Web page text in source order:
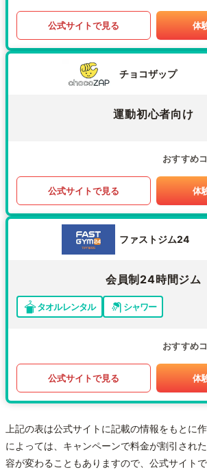
公式サイトで見る 体
チョコザップ
運動初心者向け
おすすめ
公式サイトで見る 体
ファストジム24
会員制24時間ジム
タオルレンタル シャワー
おすすめ
公式サイトで見る 体
上記の表は公式サイトに記載の情報をもとに
によっては、キャンペーンで料金が割引され
容が変わることもありますので、公式サイトで